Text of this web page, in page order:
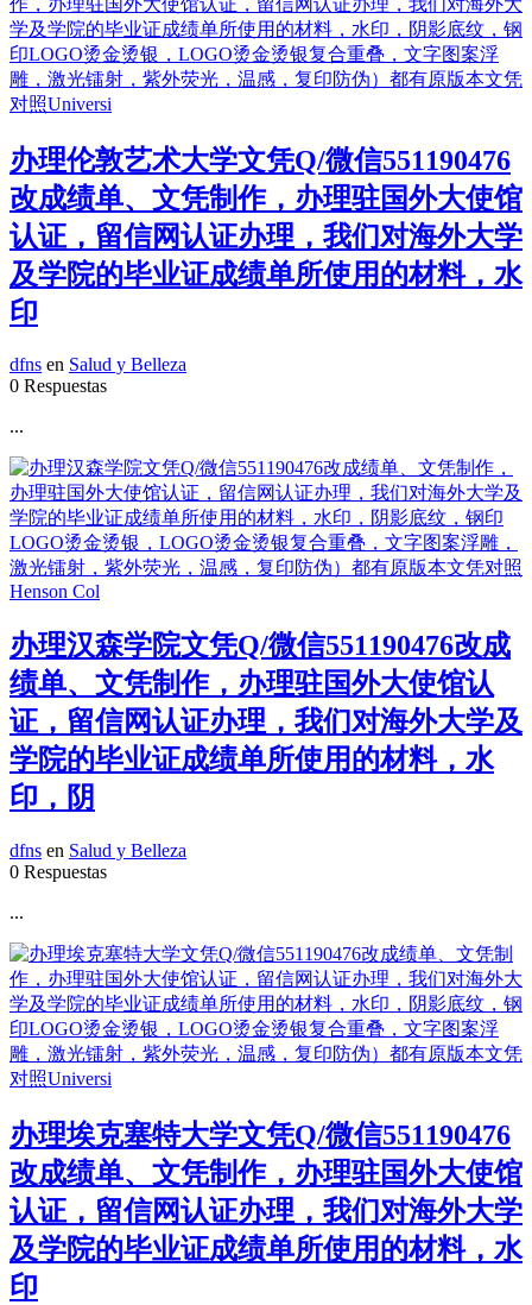
办理伦敦艺术大学文凭Q/微信551190476
改成绩单、文凭制作，办理驻国外大使馆
认证，留信网认证办理，我们对海外大学
及学院的毕业证成绩单所使用的材料，水
印
dfns en Salud y Belleza
0 Respuestas
...
办理汉森学院文凭Q/微信551190476改成
绩单、文凭制作，办理驻国外大使馆认
证，留信网认证办理，我们对海外大学及
学院的毕业证成绩单所使用的材料，水
印，阴
dfns en Salud y Belleza
0 Respuestas
...
办理埃克塞特大学文凭Q/微信551190476
改成绩单、文凭制作，办理驻国外大使馆
认证，留信网认证办理，我们对海外大学
及学院的毕业证成绩单所使用的材料，水
印